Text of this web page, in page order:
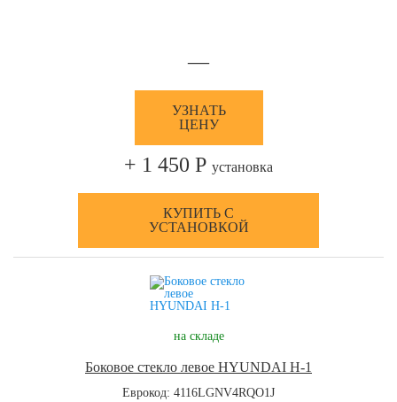
—
УЗНАТЬ
ЦЕНУ
+ 1 450 Р установка
КУПИТЬ С
УСТАНОВКОЙ
на складе
Боковое стекло левое HYUNDAI H-1
Еврокод: 4116LGNV4RQO1J